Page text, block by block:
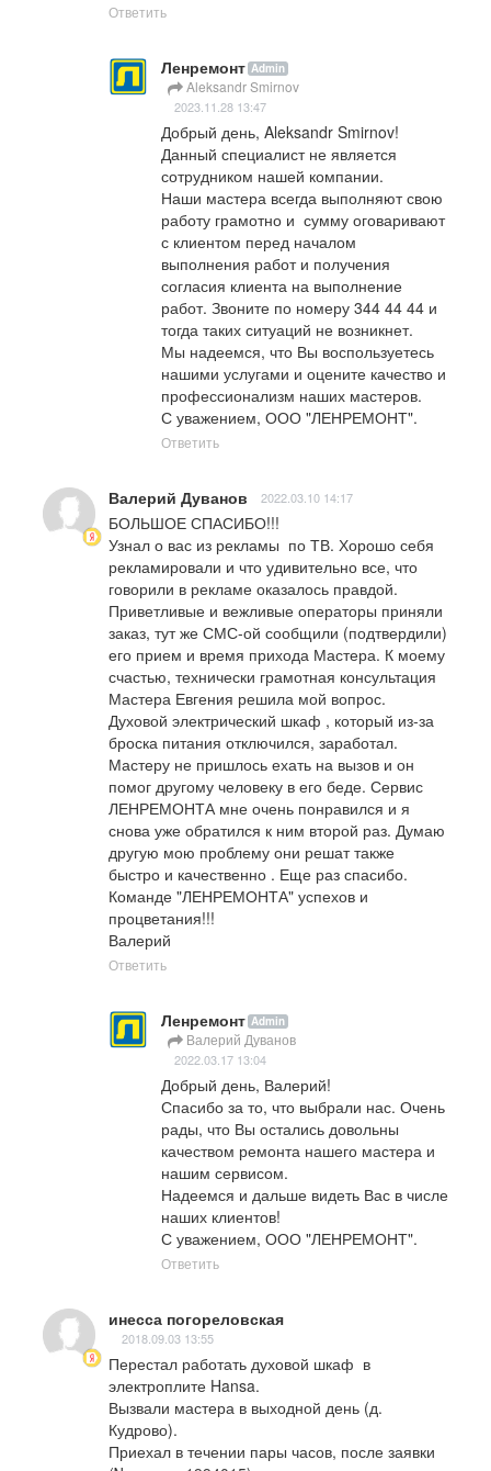
Ответить
Ленремонт Admin
Aleksandr Smirnov
2023.11.28 13:47
Добрый день, Aleksandr Smirnov!
Данный специалист не является
сотрудником нашей компании.
Наши мастера всегда выполняют свою
работу грамотно и  сумму оговаривают
с клиентом перед началом
выполнения работ и получения
согласия клиента на выполнение
работ. Звоните по номеру 344 44 44 и
тогда таких ситуаций не возникнет.
Мы надеемся, что Вы воспользуетесь
нашими услугами и оцените качество и
профессионализм наших мастеров.
С уважением, ООО "ЛЕНРЕМОНТ".
Ответить
Валерий Дуванов 2022.03.10 14:17
БОЛЬШОЕ СПАСИБО!!!
Узнал о вас из рекламы  по ТВ. Хорошо себя
рекламировали и что удивительно все, что
говорили в рекламе оказалось правдой.
Приветливые и вежливые операторы приняли
заказ, тут же СМС-ой сообщили (подтвердили)
его прием и время прихода Мастера. К моему
счастью, технически грамотная консультация
Мастера Евгения решила мой вопрос.
Духовой электрический шкаф , который из-за
броска питания отключился, заработал.
Мастеру не пришлось ехать на вызов и он
помог другому человеку в его беде. Сервис
ЛЕНРЕМОНТА мне очень понравился и я
снова уже обратился к ним второй раз. Думаю
другую мою проблему они решат также
быстро и качественно . Еще раз спасибо.
Команде "ЛЕНРЕМОНТА" успехов и
процветания!!!
Валерий
Ответить
Ленремонт Admin
Валерий Дуванов
2022.03.17 13:04
Добрый день, Валерий!
Спасибо за то, что выбрали нас. Очень
рады, что Вы остались довольны
качеством ремонта нашего мастера и
нашим сервисом.
Надеемся и дальше видеть Вас в числе
наших клиентов!
С уважением, ООО "ЛЕНРЕМОНТ".
Ответить
инесса погореловская
2018.09.03 13:55
Перестал работать духовой шкаф  в
электроплите Hansa.
Вызвали мастера в выходной день (д.
Кудрово).
Приехал в течении пары часов, после заявки